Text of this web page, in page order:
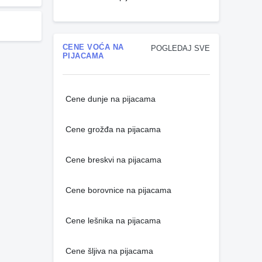
POGLEDAJ SVE
CENE VOĆA NA
PIJACAMA
Cene dunje na pijacama
Cene grožđa na pijacama
Cene breskvi na pijacama
Cene borovnice na pijacama
Cene lešnika na pijacama
Cene šljiva na pijacama